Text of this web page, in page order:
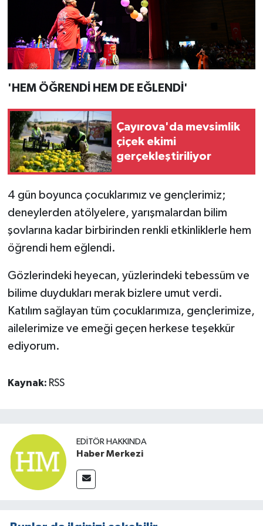
'HEM ÖĞRENDİ HEM DE EĞLENDİ'
Çayırova'da mevsimlik
çiçek ekimi
gerçekleştiriliyor
4 gün boyunca çocuklarımız ve gençlerimiz;
deneylerden atölyelere, yarışmalardan bilim
şovlarına kadar birbirinden renkli etkinliklerle hem
öğrendi hem eğlendi.
Gözlerindeki heyecan, yüzlerindeki tebessüm ve
bilime duydukları merak bizlere umut verdi.
Katılım sağlayan tüm çocuklarımıza, gençlerimize,
ailelerimize ve emeği geçen herkese teşekkür
ediyorum.
Kaynak: RSS
EDITÖR HAKKINDA
Haber Merkezi